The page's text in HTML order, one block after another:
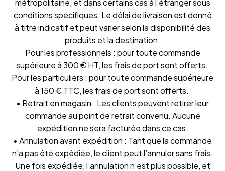
métropolitaine, et dans certains cas à l’étranger sous
conditions spécifiques. Le délai de livraison est donné
à titre indicatif et peut varier selon la disponibilité des
produits et la destination.
Pour les professionnels : pour toute commande
supérieure à 300 € HT, les frais de port sont offerts.
Pour les particuliers : pour toute commande supérieure
à 150 € TTC, les frais de port sont offerts.
• Retrait en magasin : Les clients peuvent retirer leur
commande au point de retrait convenu. Aucune
expédition ne sera facturée dans ce cas.
• Annulation avant expédition : Tant que la commande
n’a pas été expédiée, le client peut l’annuler sans frais.
Une fois expédiée, l’annulation n’est plus possible, et